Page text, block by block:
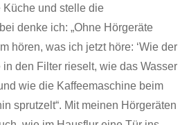
Küche und stelle die
denke ich: „Ohne Hörgeräte
hören, was ich jetzt höre: ‘Wie der
den Filter rieselt, wie das Wasser
wie die Kaffeemaschine beim
sprutzelt“. Mit meinen Hörgeräten